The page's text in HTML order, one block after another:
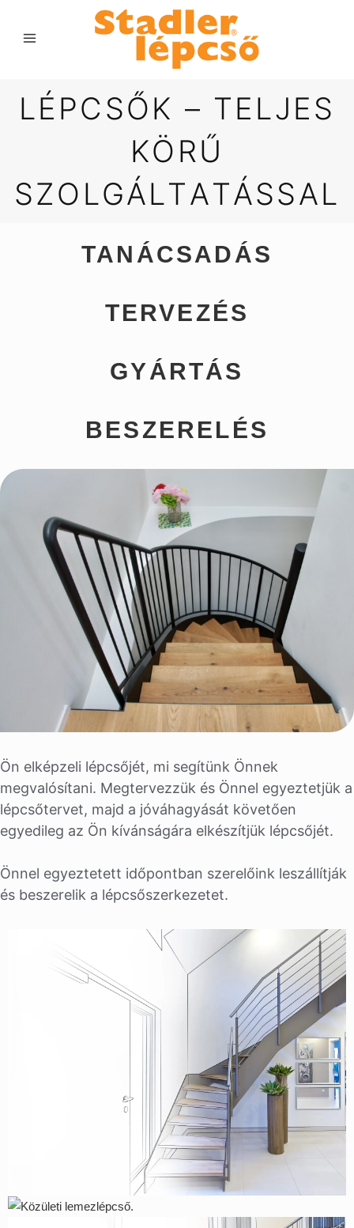
LÉPCSŐK – TELJES
KÖRŰ
SZOLGÁLTATÁSSAL
TANÁCSADÁS
TERVEZÉS
GYÁRTÁS
BESZERELÉS
Ön elképzeli lépcsőjét, mi segítünk Önnek
megvalósítani. Megtervezzük és Önnel egyeztetjük a
lépcsőtervet, majd a jóváhagyását követően
egyedileg az Ön kívánságára elkészítjük lépcsőjét.
Önnel egyeztetett időpontban szerelőink leszállítják
és beszerelik a lépcsőszerkezetet.